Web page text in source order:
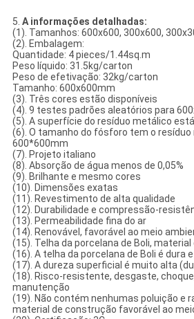
5. A informações detalhadas:
(1). Tamanhos: 600x600, 300x600,
(2). Embalagem:
Quantidade: 4 pieces/1.44sq.m
Peso líquido: 31.5kg/carton
Peso de efetivação: 32kg/carton
Tamanho: 600x600mm
(3). Três cores estão disponíveis
(4). 9 testes padrões aleatórios para
(5). A superfície do resíduo metálico
(6). O tamanho do fósforo tem o resíduo
600*600mm
(7). Projeto italiano
(8). Absorção de água menos de 0,05%
(9). Brilhante e mesmo cores
(10). Dimensões exatas
(11). Revestimento de alta qualidade
(12). Durabilidade e compressão-
(13). Permeabilidade fina do ar
(14). Renovável, favorável ao meio
(15). Telha da porcelana de Boli,
(16). A telha da porcelana de Boli é dura
(17). A dureza superficial é muito alta
(18). Risco-resistente, desgaste,
manutenção
(19). Não contém nenhumas poluição e
material de construção favorável ao